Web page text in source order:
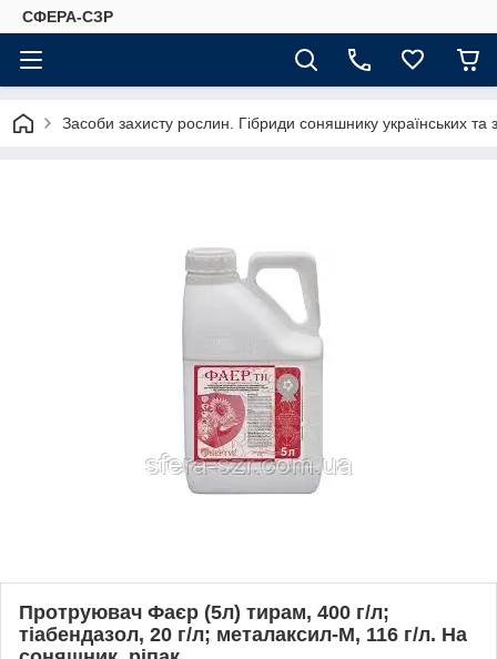
СФЕРА-СЗР
Засоби захисту рослин. Гібриди соняшнику українських та
Протруювач Фаєр (5л) тирам, 400 г/л;
тіабендазол, 20 г/л; металаксил-М, 116 г/л. На